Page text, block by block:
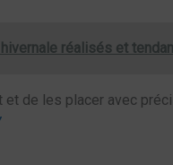
réalisés et
de les placer avec